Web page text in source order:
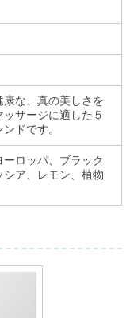
な、真の美しさを
サージに適した５
ドです。
ロッパ、ブラック
ア、レモン、植物